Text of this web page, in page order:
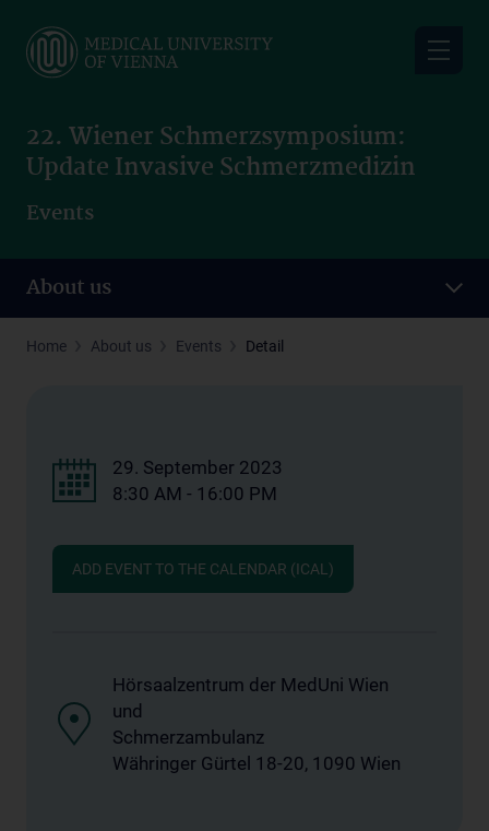
main
22. Wiener Schmerzsymposium:
Update Invasive Schmerzmedizin
Events
About us
Home About us Events Detail
29. September 2023
8:30 AM - 16:00 PM
ADD EVENT TO THE CALENDAR (ICAL)
Hörsaalzentrum der MedUni Wien
und
Schmerzambulanz
Währinger Gürtel 18-20, 1090 Wien